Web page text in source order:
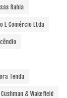
Bahia
E Comércio Ltda
Tenda
Cushman & Wakefield